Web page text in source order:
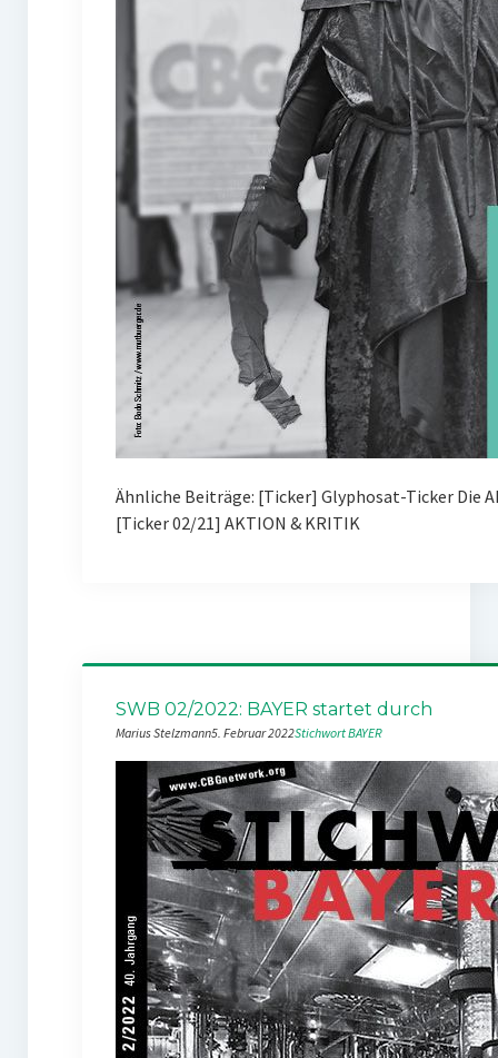
Ähnliche Beiträge: [Ticker] Glyphosat-Ticker Die
[Ticker 02/21] AKTION & KRITIK
SWB 02/2022: BAYER startet durch
Marius Stelzmann5. Februar 2022Stichwort BAYER